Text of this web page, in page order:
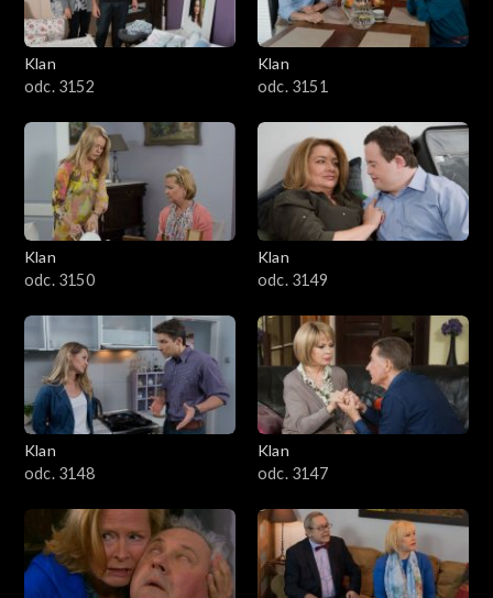
Klan
odc. 3152
Klan
odc. 3151
Klan
odc. 3150
Klan
odc. 3149
Klan
odc. 3148
Klan
odc. 3147